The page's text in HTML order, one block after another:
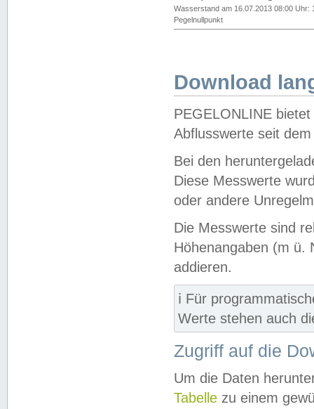
Wasserstand am 16.07.2013 08:00 Uhr:
Pegelnullpunkt
Download
PEGELONLINE
Abflusswerte seit
Bei den
Diese Messwerte
oder andere
Die Messwerte sind
Höhenangaben (m ü.
addieren.
ℹ️ Für
Werte stehen auch
Zugriff auf die
Um die Daten
Tabelle zu einem